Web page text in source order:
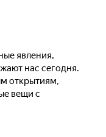
явления,
нас сегодня.
открытиям,
вещи с